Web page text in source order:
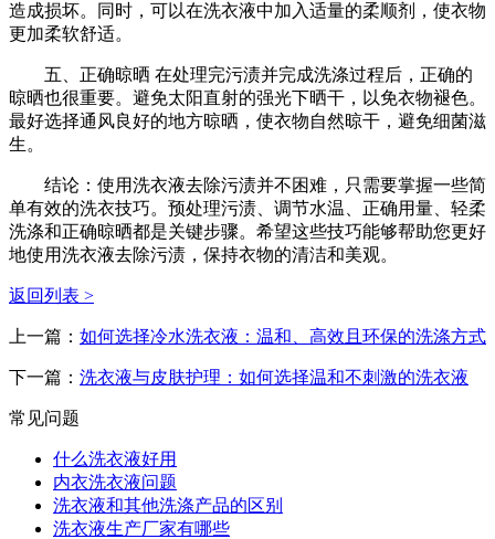
造成损坏。同时，可以在洗衣液中加入适量的柔顺剂，使衣物
更加柔软舒适。
五、正确晾晒 在处理完污渍并完成洗涤过程后，正确的
晾晒也很重要。避免太阳直射的强光下晒干，以免衣物褪色。
最好选择通风良好的地方晾晒，使衣物自然晾干，避免细菌滋
生。
结论：使用洗衣液去除污渍并不困难，只需要掌握一些简
单有效的洗衣技巧。预处理污渍、调节水温、正确用量、轻柔
洗涤和正确晾晒都是关键步骤。希望这些技巧能够帮助您更好
地使用洗衣液去除污渍，保持衣物的清洁和美观。
返回列表 >
上一篇： 如何选择冷水洗衣液：温和、高效且环保的洗涤方式
下一篇： 洗衣液与皮肤护理：如何选择温和不刺激的洗衣液
常见问题
什么洗衣液好用
内衣洗衣液问题
洗衣液和其他洗涤产品的区别
洗衣液生产厂家有哪些